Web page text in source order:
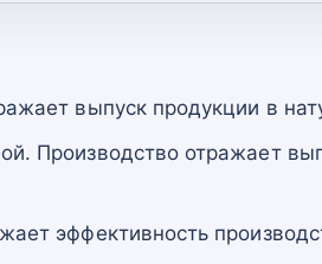
выпуск продукции в
Производство отражает
эффективность